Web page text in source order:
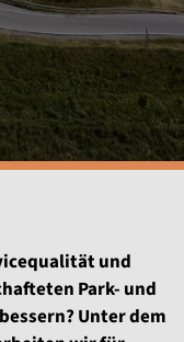
und
Park- und
Unter dem